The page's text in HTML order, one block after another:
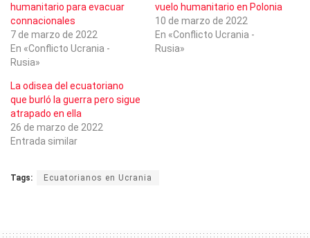
humanitario para evacuar
connacionales
7 de marzo de 2022
En «Conflicto Ucrania -
Rusia»
vuelo humanitario en Polonia
10 de marzo de 2022
En «Conflicto Ucrania -
Rusia»
La odisea del ecuatoriano
que burló la guerra pero sigue
atrapado en ella
26 de marzo de 2022
Entrada similar
Tags: Ecuatorianos en Ucrania